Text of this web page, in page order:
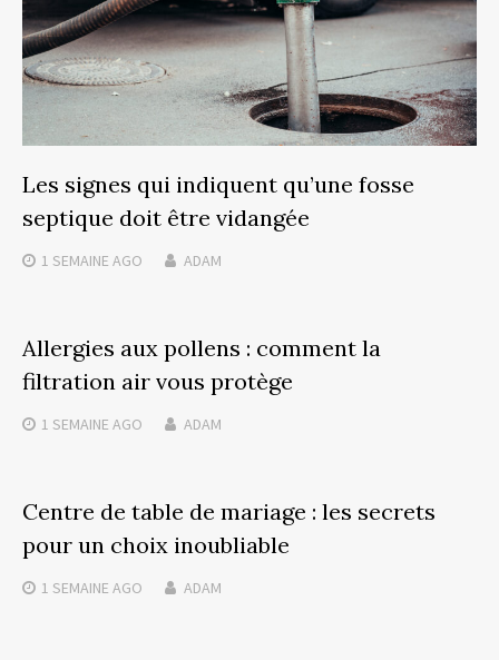
Les signes qui indiquent qu’une fosse
septique doit être vidangée
1 SEMAINE AGO ADAM
Allergies aux pollens : comment la
filtration air vous protège
1 SEMAINE AGO ADAM
Centre de table de mariage : les secrets
pour un choix inoubliable
1 SEMAINE AGO ADAM